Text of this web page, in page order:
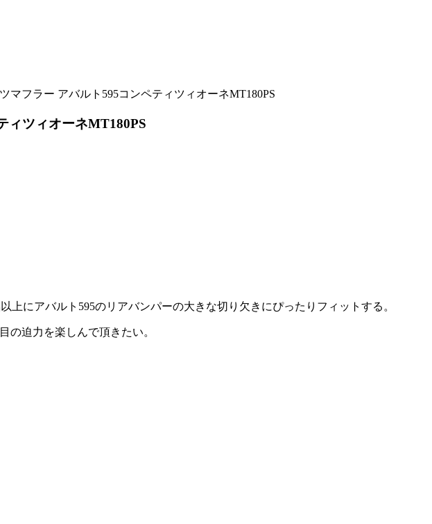
フラー アバルト595コンペティツィオーネMT180PS
ィツィオーネMT180PS
にアバルト595のリアバンパーの大きな切り欠きにぴったりフィットする。
の迫力を楽しんで頂きたい。